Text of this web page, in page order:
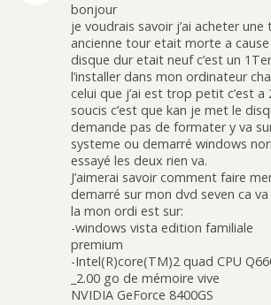
bonjour
je voudrais savoir j’ai acheter
ancienne tour etait morte a
disque dur etait neuf c’est un
l’installer dans mon ordinateur
celui que j’ai est trop petit c’est a
soucis c’est que kan je met le
demande pas de formater y va
systeme ou demarré windows
essayé les deux rien va.
J’aimerai savoir comment faire
demarré sur mon dvd seven ca va
la mon ordi est sur:
-windows vista edition familiale
premium
-Intel(R)core(TM)2 quad CPU
_2.00 go de mémoire vive
NVIDIA GeForce 8400GS